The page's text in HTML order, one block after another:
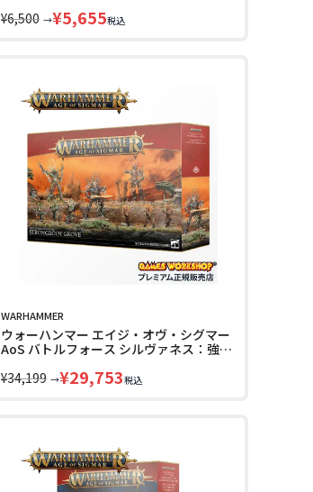
MARINES KRAVEK MORNE 43-33
¥6,500 →¥5,655税込
WARHAMMER
ウォーハンマー エイジ・オヴ・シグマー
AoS バトルフォース シルヴァネス：強根
BATTLEFORCE SYLVANETH
STRONGROOT GROVE 92-32 LINECPN
¥34,199 →¥29,753税込